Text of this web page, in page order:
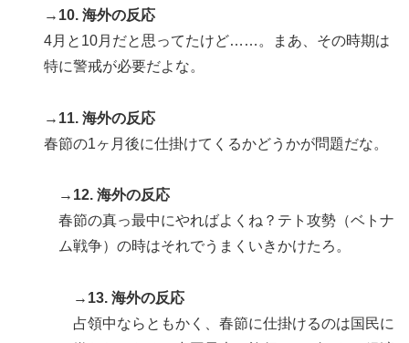
→10. 海外の反応
4月と10月だと思ってたけど……。まあ、その時期は
特に警戒が必要だよな。
→11. 海外の反応
春節の1ヶ月後に仕掛けてくるかどうかが問題だな。
→12. 海外の反応
春節の真っ最中にやればよくね？テト攻勢（ベトナ
ム戦争）の時はそれでうまくいきかけたろ。
→13. 海外の反応
占領中ならともかく、春節に仕掛けるのは国民に